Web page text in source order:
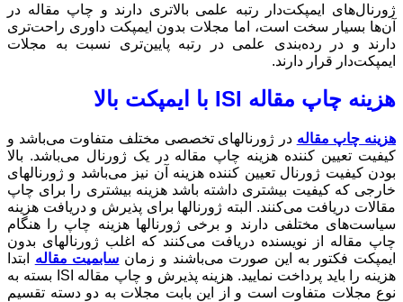
دارند و چاپ مقاله در
ایمپکت داوری راحت‌تری
نسبت به مجلات
مختلف متفاوت می‌باشد و
یک ژورنال می‌باشد. بالا
نیز می‌باشد و ژورنالهای
بیشتری را برای چاپ
پذیرش و دریافت هزینه
هزینه چاپ را هنگام
که اغلب ژورنالهای بدون
و زمان سابمیت مقاله ابتدا
هزینه را باید پرداخت نمایید. هزینه پذیرش و چاپ مقاله ISI بسته به
به دو دسته تقسیم